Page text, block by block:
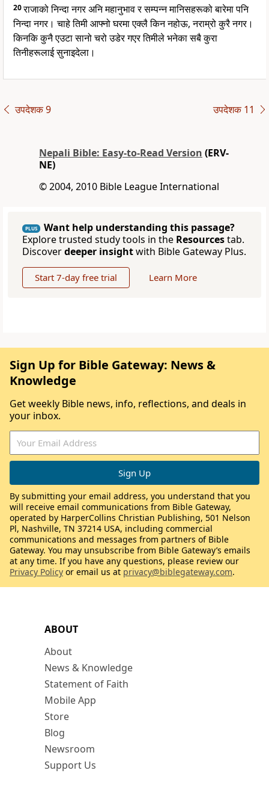
20राजाको निन्दा नगर अनि महानुभाव र सम्पन्न मानिसहरूको बारेमा पनि
निन्दा नगर। चाहे तिमी आफ्नो घरमा एक्लै किन नहोऊ, नराम्रो कुरै नगर।
किनकि कुनै एउटा सानो चरो उडेर गएर तिमीले भनेका सबै कुरा
तिनीहरूलाई सुनाइदेला।
उपदेशक 9 उपदेशक 11
Nepali Bible: Easy-to-Read Version (ERV-
NE)
© 2004, 2010 Bible League International
PLUS
Want help understanding this passage?
Explore trusted study tools in the Resourcestab.
Discoverdeeper insightwith Bible Gateway Plus.
Start 7-day free trial Learn More
ABOUT
About
News & Knowledge
Statement of Faith
Mobile App
Store
Blog
Newsroom
Support Us
Sign Up for Bible Gateway: News &
Knowledge
Get weekly Bible news, info, reflections, and deals in
your inbox.
By submitting your email address, you understand that you
will receive email communications from Bible Gateway,
operated by HarperCollins Christian Publishing, 501 Nelson
Pl, Nashville, TN 37214 USA, including commercial
communications and messages from partners of Bible
Gateway. You may unsubscribe from Bible Gateway’s emails
at any time. If you have any questions, please review our
Privacy Policy or email us at privacy@biblegateway.com.